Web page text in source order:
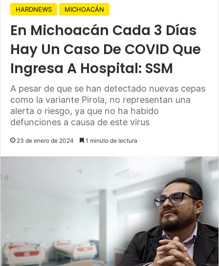
HARDNEWS MICHOACÁN
En Michoacán Cada 3 Días
Hay Un Caso De COVID Que
Ingresa A Hospital: SSM
A pesar de que se han detectado nuevas cepas
como la variante Pirola, no representan una
alerta o riesgo, ya que no ha habido
defunciones a causa de este virus
23 de enero de 2024 1 minuto de lectura